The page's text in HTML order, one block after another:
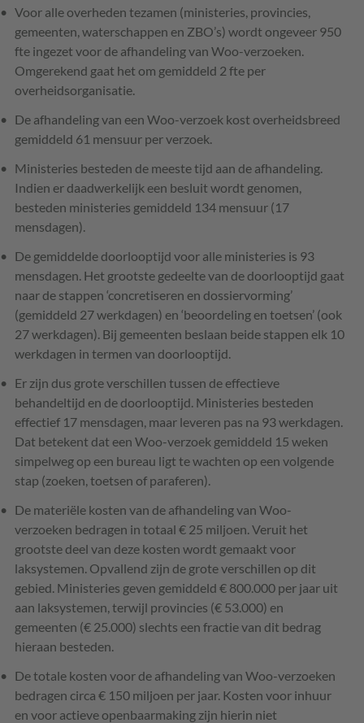
Voor alle overheden tezamen (ministeries, provincies,
gemeenten, waterschappen en ZBO’s) wordt ongeveer 950
fte ingezet voor de afhandeling van Woo-verzoeken.
Omgerekend gaat het om gemiddeld 2 fte per
overheidsorganisatie.
De afhandeling van een Woo-verzoek kost overheidsbreed
gemiddeld 61 mensuur per verzoek.
Ministeries besteden de meeste tijd aan de afhandeling.
Indien er daadwerkelijk een besluit wordt genomen,
besteden ministeries gemiddeld 134 mensuur (17
mensdagen).
De gemiddelde doorlooptijd voor alle ministeries is 93
mensdagen. Het grootste gedeelte van de doorlooptijd gaat
naar de stappen ‘concretiseren en dossiervorming’
(gemiddeld 27 werkdagen) en ‘beoordeling en toetsen’ (ook
27 werkdagen). Bij gemeenten beslaan beide stappen elk 10
werkdagen in termen van doorlooptijd.
Er zijn dus grote verschillen tussen de effectieve
behandeltijd en de doorlooptijd. Ministeries besteden
effectief 17 mensdagen, maar leveren pas na 93 werkdagen.
Dat betekent dat een Woo-verzoek gemiddeld 15 weken
simpelweg op een bureau ligt te wachten op een volgende
stap (zoeken, toetsen of paraferen).
De materiële kosten van de afhandeling van Woo-
verzoeken bedragen in totaal € 25 miljoen. Veruit het
grootste deel van deze kosten wordt gemaakt voor
laksystemen. Opvallend zijn de grote verschillen op dit
gebied. Ministeries geven gemiddeld € 800.000 per jaar uit
aan laksystemen, terwijl provincies (€ 53.000) en
gemeenten (€ 25.000) slechts een fractie van dit bedrag
hieraan besteden.
De totale kosten voor de afhandeling van Woo-verzoeken
bedragen circa € 150 miljoen per jaar. Kosten voor inhuur
en voor actieve openbaarmaking zijn hierin niet